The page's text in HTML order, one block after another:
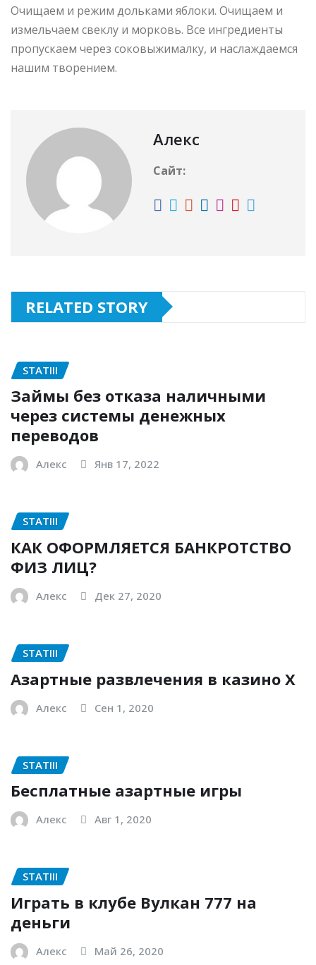
Очищаем и режим дольками яблоки. Очищаем и
измельчаем свеклу и морковь. Все ингредиенты
пропускаем через соковыжималку, и наслаждаемся
нашим творением.
Алекс
Сайт:
RELATED STORY
STATIII
Займы без отказа наличными
через системы денежных
переводов
Алекс Янв 17, 2022
STATIII
КАК ОФОРМЛЯЕТСЯ БАНКРОТСТВО
ФИЗ ЛИЦ?
Алекс Дек 27, 2020
STATIII
Азартные развлечения в казино Х
Алекс Сен 1, 2020
STATIII
Бесплатные азартные игры
Алекс Авг 1, 2020
STATIII
Играть в клубе Вулкан 777 на
деньги
Алекс Май 26, 2020